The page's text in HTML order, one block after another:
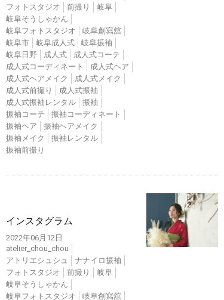
フォトスタジオ
前撮り
岐阜
岐阜そうしゃかん
岐阜フォトスタジオ
岐阜創寫舘
岐阜市
岐阜成人式
岐阜振袖
岐阜日野
成人式
成人式コーテ
成人式コーディネート
成人式ヘア
成人式ヘアメイク
成人式メイク
成人式前撮り
成人式振袖
成人式振袖レンタル
振袖
振袖コーテ
振袖コーディネート
振袖ヘア
振袖ヘアメイク
振袖メイク
振袖レンタル
振袖前撮り
インスタグラム
2022年06月12日
atelier_chou_chou
アトリエシュシュ
ナナイロ振袖
フォトスタジオ
前撮り
岐阜
岐阜そうしゃかん
岐阜フォトスタジオ
岐阜創寫舘